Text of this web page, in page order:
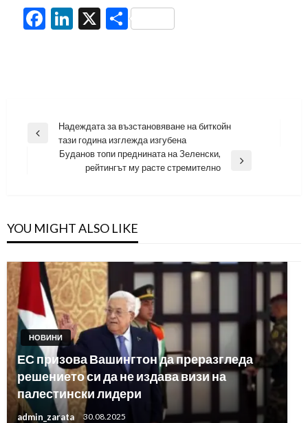
Facebook
LinkedIn
X Share
Навигация
Previous
Надеждата за възстановяване на биткойн
тази година изглежда изгубена
Буданов топи преднината на Зеленски,
рейтингът му расте стремително
YOU MIGHT ALSO LIKE
НОВИНИ
ЕС призова Вашингтон да преразгледа
решението си да не издава визи на
палестински лидери
admin_zarata 30.08.2025